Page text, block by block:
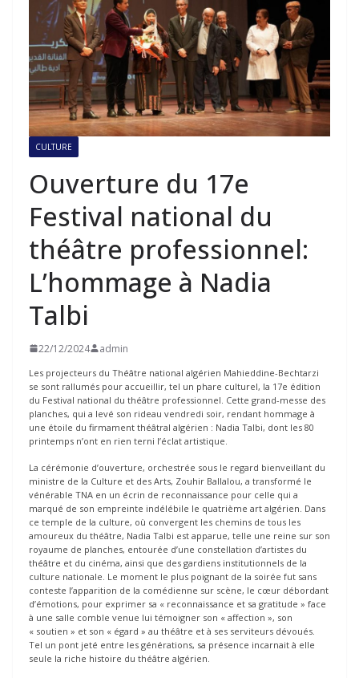
CULTURE
Ouverture du 17e
Festival national du
théâtre professionnel:
L’hommage à Nadia
Talbi
22/12/2024 admin
Les projecteurs du Théâtre national algérien Mahieddine-Bechtarzi
se sont rallumés pour accueillir, tel un phare culturel, la 17e édition
du Festival national du théâtre professionnel. Cette grand-messe des
planches, qui a levé son rideau vendredi soir, rendant hommage à
une étoile du firmament théâtral algérien : Nadia Talbi, dont les 80
printemps n’ont en rien terni l’éclat artistique.
La cérémonie d’ouverture, orchestrée sous le regard bienveillant du
ministre de la Culture et des Arts, Zouhir Ballalou, a transformé le
vénérable TNA en un écrin de reconnaissance pour celle qui a
marqué de son empreinte indélébile le quatrième art algérien. Dans
ce temple de la culture, où convergent les chemins de tous les
amoureux du théâtre, Nadia Talbi est apparue, telle une reine sur son
royaume de planches, entourée d’une constellation d’artistes du
théâtre et du cinéma, ainsi que des gardiens institutionnels de la
culture nationale. Le moment le plus poignant de la soirée fut sans
conteste l’apparition de la comédienne sur scène, le cœur débordant
d’émotions, pour exprimer sa « reconnaissance et sa gratitude » face
à une salle comble venue lui témoigner son « affection », son
« soutien » et son « égard » au théâtre et à ses serviteurs dévoués.
Tel un pont jeté entre les générations, sa présence incarnait à elle
seule la riche histoire du théâtre algérien.